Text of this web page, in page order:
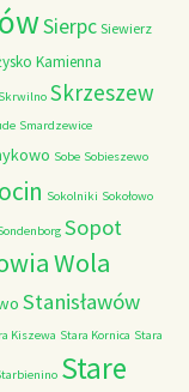
Sierpc Siewierz
Kamienna
Skrwilno Skrzeszew
Smardzewice
Sobe Sobieszewo
Sokolniki Sokołowo
Sopot
Wola
Stanisławów
Kiszewa Stara Kornica Stara
Stare